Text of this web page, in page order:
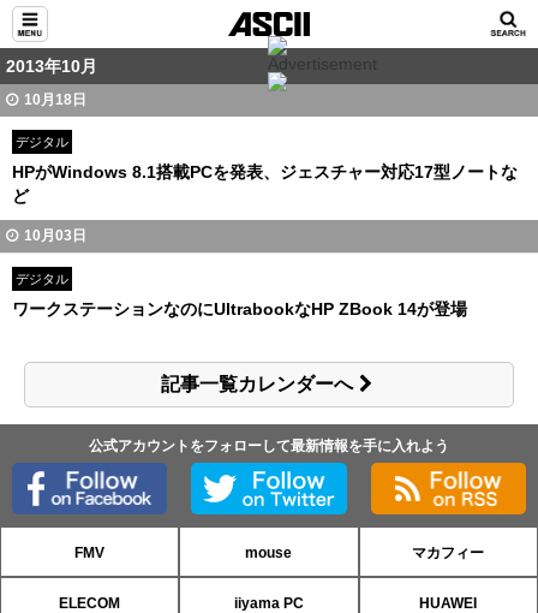
2013年10月
10月18日
デジタル
HPがWindows 8.1搭載PCを発表、ジェスチャー対応17型ノートな
ど
10月03日
デジタル
ワークステーションなのにUltrabookなHP ZBook 14が登場
記事一覧カレンダーへ
公式アカウントをフォローして最新情報を手に入れよう
FMV mouse マカフィー
ELECOM iiyama PC HUAWEI